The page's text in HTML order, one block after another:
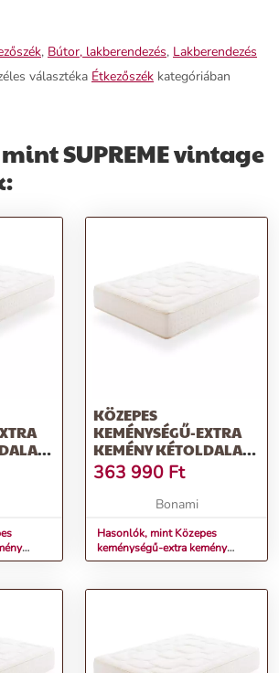
szürke szín és a letisztult forma a '60-
egy kis nosztalgiát otthonodnak.
így minden enteriőrbe tökéletesen
kényelmet, hanem egy egész korszak
, Bútor, lakberendezés, Lakberendezés
választéka Étkezőszék kategóriában
SUPREME vintage
–
160x200
KÖZEPES
KEMÉNYSÉGŰ-EXTRA
KEMÉNY KÉTOLDALAS
HAB MATRAC 180X200
CM REGAL SUPREME –
363 990 Ft
Bonami
Hasonlók, mint Közepes
keménységű-extra kemény
kétoldalas hab matrac 180x200